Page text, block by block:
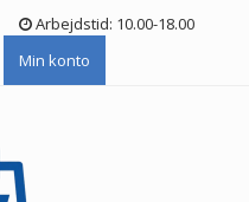
Arbejdstid: 10.00-18.00
Min konto